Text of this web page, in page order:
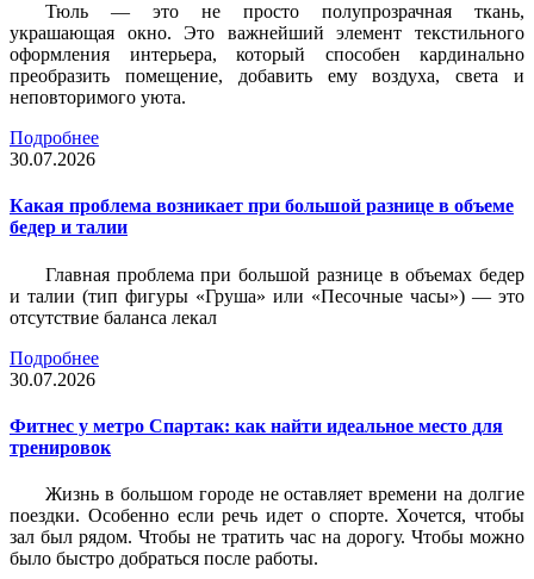
Тюль — это не просто полупрозрачная ткань,
украшающая окно. Это важнейший элемент текстильного
оформления интерьера, который способен кардинально
преобразить помещение, добавить ему воздуха, света и
неповторимого уюта.
Подробнее
30.07.2026
Какая проблема возникает при большой разнице в объеме
бедер и талии
Главная проблема при большой разнице в объемах бедер
и талии (тип фигуры «Груша» или «Песочные часы») — это
отсутствие баланса лекал
Подробнее
30.07.2026
Фитнес у метро Спартак: как найти идеальное место для
тренировок
Жизнь в большом городе не оставляет времени на долгие
поездки. Особенно если речь идет о спорте. Хочется, чтобы
зал был рядом. Чтобы не тратить час на дорогу. Чтобы можно
было быстро добраться после работы.